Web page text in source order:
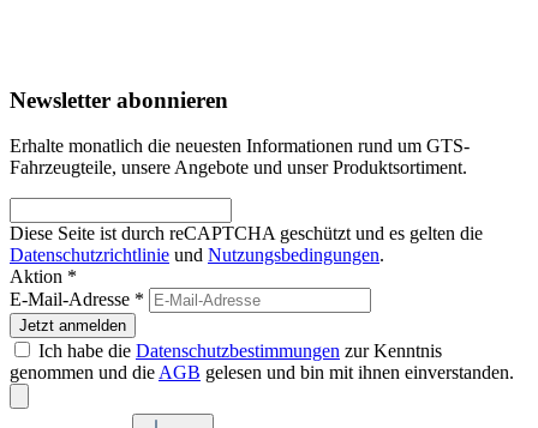
Newsletter abonnieren
Erhalte monatlich die neuesten Informationen rund um GTS-
Fahrzeugteile, unsere Angebote und unser Produktsortiment.
Diese Seite ist durch reCAPTCHA geschützt und es gelten die
Datenschutzrichtlinie und Nutzungsbedingungen.
Aktion *
E-Mail-Adresse *
Jetzt anmelden
Ich habe die Datenschutzbestimmungen zur Kenntnis
genommen und die AGB gelesen und bin mit ihnen einverstanden.